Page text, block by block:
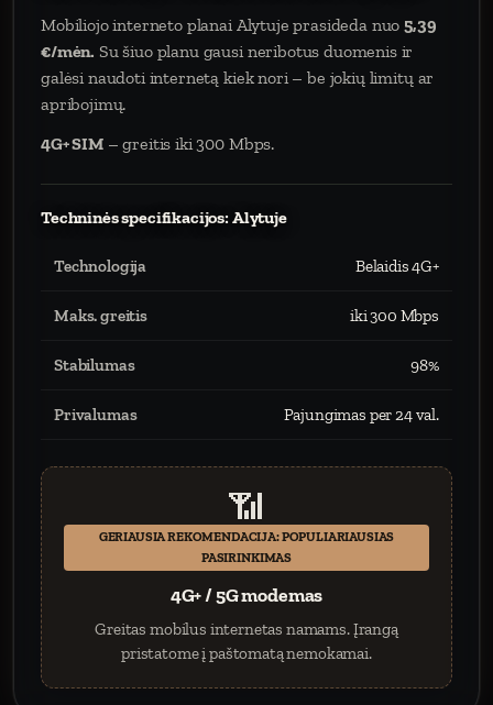
Mobiliojo interneto planai Alytuje prasideda nuo5,39
€/mėn. Su šiuo planu gausi neribotus duomenis ir
galėsi naudoti internetą kiek nori – be jokių limitų ar
apribojimų.
4G+ SIM– greitis iki 300 Mbps.
Techninės specifikacijos: Alytuje
Technologija Belaidis 4G+
Maks. greitis iki 300 Mbps
Stabilumas 98%
Privalumas Pajungimas per 24 val.
📶
GERIAUSIA REKOMENDACIJA: POPULIARIAUSIAS
PASIRINKIMAS
4G+ / 5G modemas
Greitas mobilus internetas namams. Įrangą
pristatome į paštomatą nemokamai.